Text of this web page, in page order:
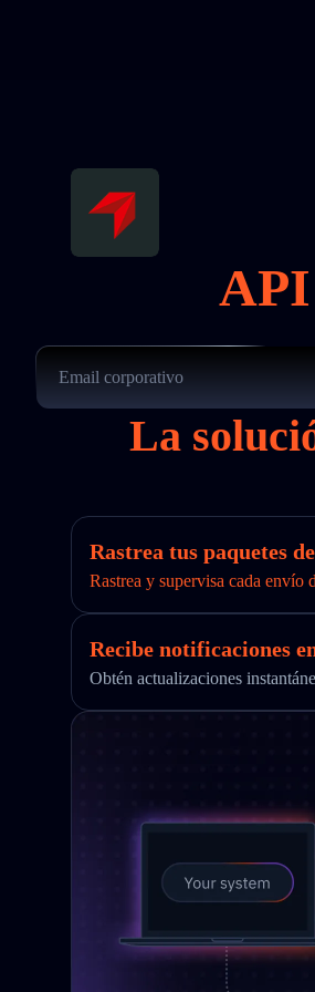
API
La
Rastrea tus paquetes
Rastrea y supervisa cada envío
Recibe notificaciones
Obtén actualizaciones